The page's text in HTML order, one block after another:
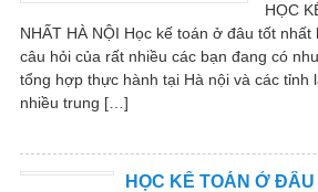
HỌC
NHẤT HÀ NỘI Học kế toán ở đâu tốt
câu hỏi của rất nhiều các bạn đang có
tổng hợp thực hành tại Hà nội và các tỉnh
nhiều trung […]
HỌC KẾ TOÁN Ở ĐÂU